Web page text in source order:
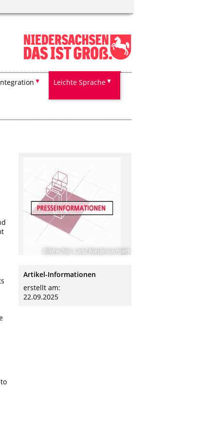
Leichte Sprache
Bildrechte: Land Niedersachsen
Artikel-Informationen
erstellt am:
22.09.2025